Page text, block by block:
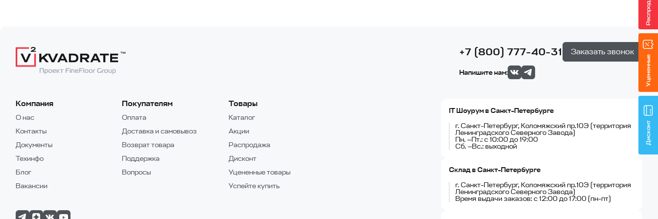
+7 (800) 777-40-31 Заказать звонок
Напишите нам:
Компания
О нас
Контакты
Документы
Техинфо
Блог
Вакансии
Покупателям
Оплата
Доставка и самовывоз
Возврат товара
Поддержка
Вопросы
Товары
Каталог
Акции
Распродажа
Дисконт
Уцененные товары
Успейте купить
IT Шоурум в Санкт-Петербурге
г. Санкт-Петербург, Коломяжский пр.10Э (территория
Ленинградского Северного Завода)
Пн. —Пт.: с 10:00 до 19:00
Сб. —Вс.: выходной
Склад в Санкт-Петербурге
г. Санкт-Петербург, Коломяжский пр.10Э (территория
Ленинградского Северного Завода)
Время выдачи заказов: с 12:00 до 17:00 (пн-пт)
Распродажа
Уцененные
Дисконт